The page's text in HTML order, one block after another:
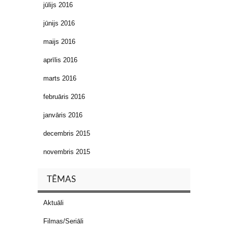
jūlijs 2016
jūnijs 2016
maijs 2016
aprīlis 2016
marts 2016
februāris 2016
janvāris 2016
decembris 2015
novembris 2015
TĒMAS
Aktuāli
Filmas/Seriāli